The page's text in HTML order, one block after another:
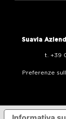
Suavia
t. +39
Preferenze